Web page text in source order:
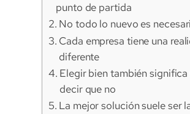
punto de partida
No todo lo nuevo es
Cada empresa tiene una
diferente
Elegir bien también significa
decir que no
La mejor solución suele ser